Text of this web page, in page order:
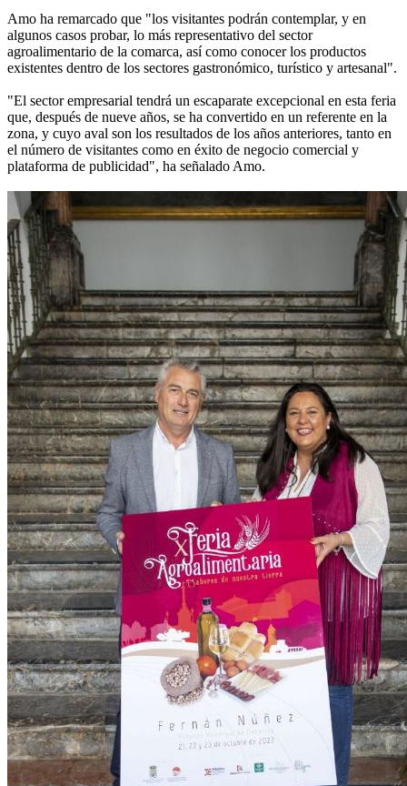
Amo ha remarcado que "los visitantes podrán contemplar, y en
algunos casos probar, lo más representativo del sector
agroalimentario de la comarca, así como conocer los productos
existentes dentro de los sectores gastronómico, turístico y artesanal".
"El sector empresarial tendrá un escaparate excepcional en esta feria
que, después de nueve años, se ha convertido en un referente en la
zona, y cuyo aval son los resultados de los años anteriores, tanto en
el número de visitantes como en éxito de negocio comercial y
plataforma de publicidad", ha señalado Amo.